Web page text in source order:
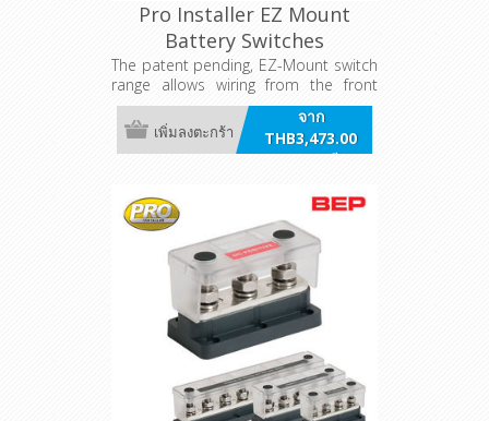
Pro Installer EZ Mount
Battery Switches
The patent pending, EZ-Mount switch
range allows wiring from the front
simplifying installation and saving
labor.
จาก
THB3,473.00
รวมภาษี
เพิ่มลงตะกร้า